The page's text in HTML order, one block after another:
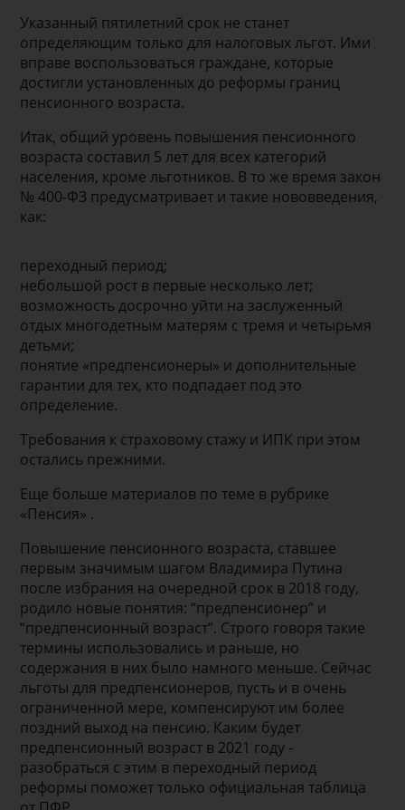
Указанный пятилетний срок не станет
определяющим только для налоговых льгот. Ими
вправе воспользоваться граждане, которые
достигли установленных до реформы границ
пенсионного возраста.
Итак, общий уровень повышения пенсионного
возраста составил 5 лет для всех категорий
населения, кроме льготников. В то же время закон
№ 400-ФЗ предусматривает и такие нововведения,
как:
переходный период;
небольшой рост в первые несколько лет;
возможность досрочно уйти на заслуженный
отдых многодетным матерям с тремя и четырьмя
детьми;
понятие «предпенсионеры» и дополнительные
гарантии для тех, кто подпадает под это
определение.
Требования к страховому стажу и ИПК при этом
остались прежними.
Еще больше материалов по теме в рубрике
«Пенсия» .
Повышение пенсионного возраста, ставшее
первым значимым шагом Владимира Путина
после избрания на очередной срок в 2018 году,
родило новые понятия: “предпенсионер” и
“предпенсионный возраст”. Строго говоря такие
термины использовались и раньше, но
содержания в них было намного меньше. Сейчас
льготы для предпенсионеров, пусть и в очень
ограниченной мере, компенсируют им более
поздний выход на пенсию. Каким будет
предпенсионный возраст в 2021 году -
разобраться с этим в переходный период
реформы поможет только официальная таблица